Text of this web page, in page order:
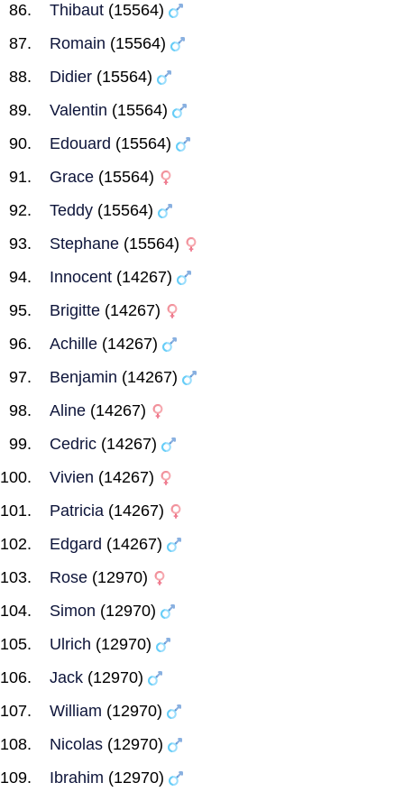
Thibaut (15564)
Romain (15564)
Didier (15564)
Valentin (15564)
Edouard (15564)
Grace (15564)
Teddy (15564)
Stephane (15564)
Innocent (14267)
Brigitte (14267)
Achille (14267)
Benjamin (14267)
Aline (14267)
Cedric (14267)
Vivien (14267)
Patricia (14267)
Edgard (14267)
Rose (12970)
Simon (12970)
Ulrich (12970)
Jack (12970)
William (12970)
Nicolas (12970)
Ibrahim (12970)